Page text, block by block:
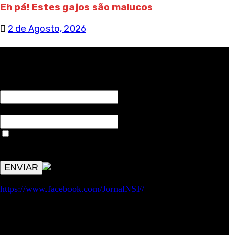
Eh pá! Estes gajos são malucos
2 de Agosto, 2026
https://www.facebook.com/JornalNSF/